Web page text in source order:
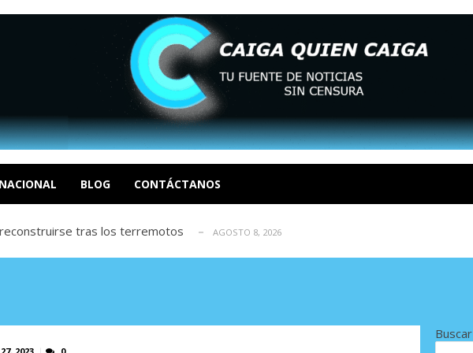
BLOG CONTÁCTANOS
y el cierre definitivo de su caso... AGOSTO 8, 2026
2026
en un evento fútil. Soc. Ende...
tras los terremotos
María Afiuni y llamó a reconstruir la... AGOSTO 8, 2026
y el cierre definitivo de su caso... AGOSTO 8, 2026
en un evento fútil. Soc. Ende...
tras los terremotos AGOSTO 8, 2026
María Afiuni y llamó a reconstruir la...
Buscar